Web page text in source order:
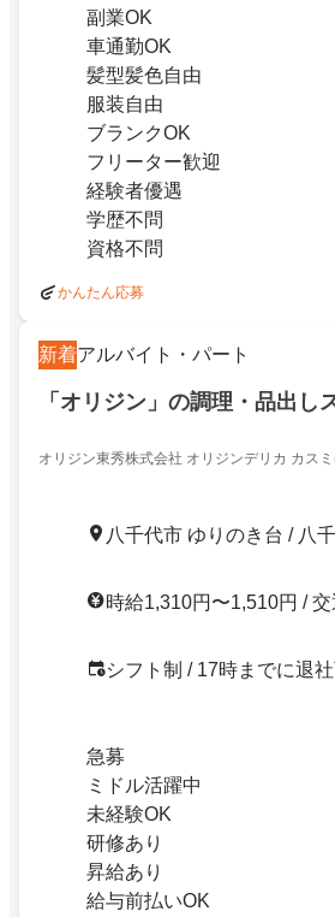
副業OK
車通勤OK
髪型髪色自由
服装自由
ブランクOK
フリーター歓迎
経験者優遇
学歴不問
資格不問
かんたん応募
新着アルバイト・パート
「オリジン」の調理・品出し
オリジン東秀株式会社 オリジンデリカ カス
八千代市 ゆりのき台 / 八
時給1,310円〜1,510円 /
シフト制 / 17時までに退
急募
ミドル活躍中
未経験OK
研修あり
昇給あり
給与前払いOK